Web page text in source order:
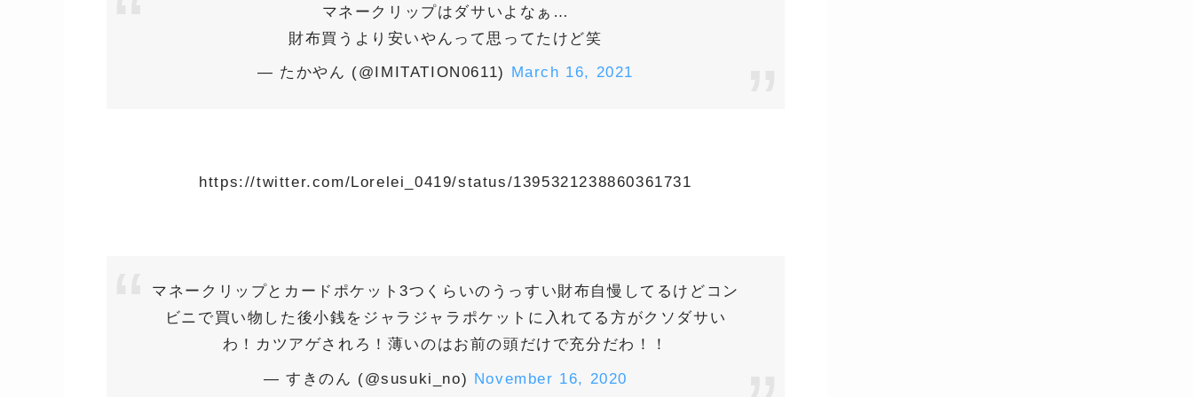
マネークリップはダサいよなぁ…
財布買うより安いやんって思ってたけど笑
— たかやん (@IMITATION0611) March 16, 2021
https://twitter.com/Lorelei_0419/status/1395321238860361731
マネークリップとカードポケット3つくらいのうっすい財布自慢してるけどコン
ビニで買い物した後小銭をジャラジャラポケットに入れてる方がクソダサい
わ！カツアゲされろ！薄いのはお前の頭だけで充分だわ！！
— すきのん (@susuki_no) November 16, 2020